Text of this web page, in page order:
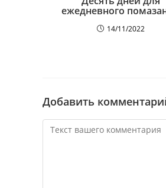
ежедневного
14/11/2022
Добавить